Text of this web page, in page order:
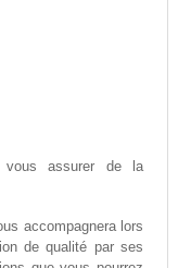
assurer de la
accompagnera lors
de qualité par ses